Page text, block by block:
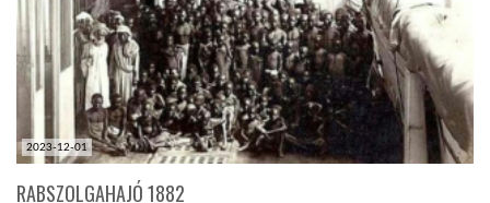
2023-12-01
RABSZOLGAHAJÓ 1882